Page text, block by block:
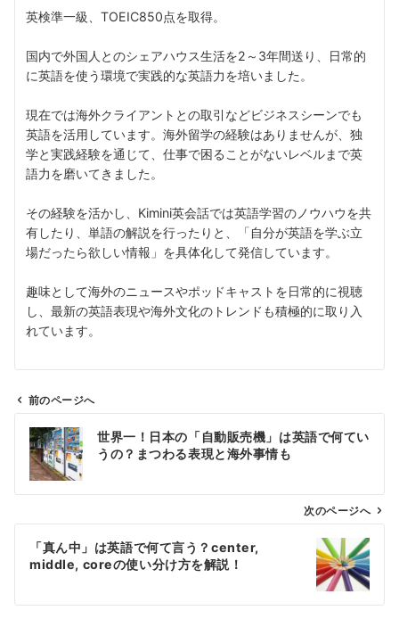
英検準一級、TOEIC850点を取得。
国内で外国人とのシェアハウス生活を2～3年間送り、日常的
に英語を使う環境で実践的な英語力を培いました。
現在では海外クライアントとの取引などビジネスシーンでも
英語を活用しています。海外留学の経験はありませんが、独
学と実践経験を通じて、仕事で困ることがないレベルまで英
語力を磨いてきました。
その経験を活かし、Kimini英会話では英語学習のノウハウを共
有したり、単語の解説を行ったりと、「自分が英語を学ぶ立
場だったら欲しい情報」を具体化して発信しています。
趣味として海外のニュースやポッドキャストを日常的に視聴
し、最新の英語表現や海外文化のトレンドも積極的に取り入
れています。
ビ
ン
前のページへ
世界一！日本の「自動販売機」は英語で何てい
うの？まつわる表現と海外事情も
次のページへ
「真ん中」は英語で何て言う？center,
middle, coreの使い分け方を解説！